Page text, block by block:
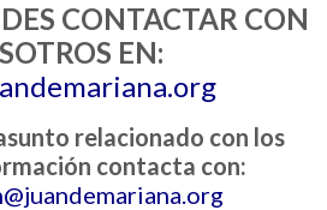
CONTACTAR CON
EN:
relacionado con los
contacta con: